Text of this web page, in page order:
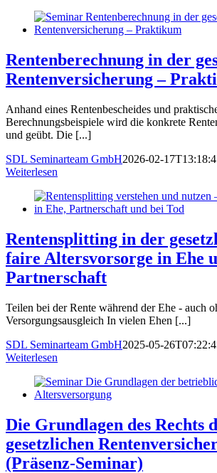
Rentenberechnung in der
Rentenversicherung –
Anhand eines Rentenbescheides und
Berechnungsbeispiele wird die konkrete
und geübt. Die [...]
SDL Seminarteam GmbH2026-02-
Weiterlesen
Rentensplitting in der
faire Altersvorsorge in Ehe
Partnerschaft
Teilen bei der Rente während der Ehe - auch
Versorgungsausgleich In vielen Ehen [...]
SDL Seminarteam GmbH2025-05-
Weiterlesen
Die Grundlagen des Rechts
gesetzlichen
(Präsenz-Seminar)